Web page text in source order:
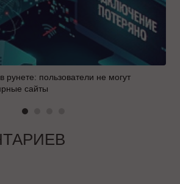
рунете: пользователи не могут
сайты